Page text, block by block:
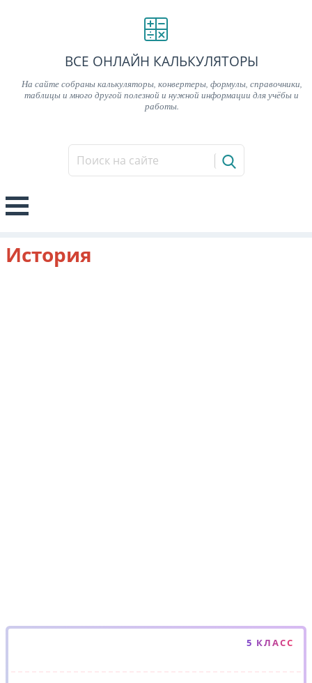
ВСЕ ОНЛАЙН КАЛЬКУЛЯТОРЫ
На сайте собраны калькуляторы, конвертеры, формулы, справочники,
таблицы и много другой полезной и нужной информации для учёбы и
работы.
История
5 КЛАСС